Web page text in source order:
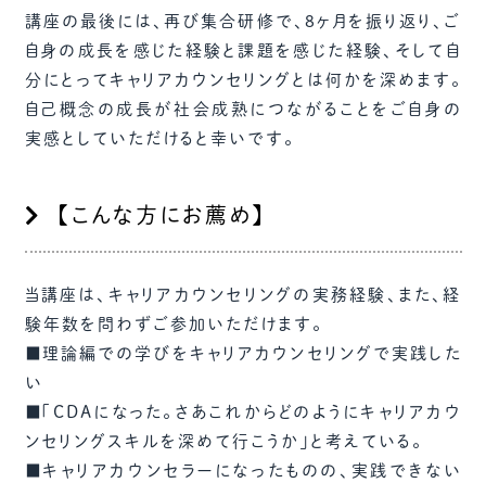
講座の最後には、再び集合研修で、8ヶ月を振り返り、ご
自身の成長を感じた経験と課題を感じた経験、そして自
分にとってキャリアカウンセリングとは何かを深めます。
自己概念の成長が社会成熟につながることをご自身の
実感としていただけると幸いです。
【こんな方にお薦め】
当講座は、キャリアカウンセリングの実務経験、また、経
験年数を問わずご参加いただけます。
■理論編での学びをキャリアカウンセリングで実践した
い
■「CDAになった。さあこれからどのようにキャリアカウ
ンセリングスキルを深めて行こうか」と考えている。
■キャリアカウンセラーになったものの、実践できない